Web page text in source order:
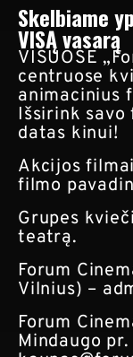
Skelbiame
VISĄ vasarą
VISUOSE
centruose
animacinius
Išsirink
datas kinui!
Akcijos
filmo
Grupes
teatrą.
Forum
Vilnius) –
Forum
Mindaugo